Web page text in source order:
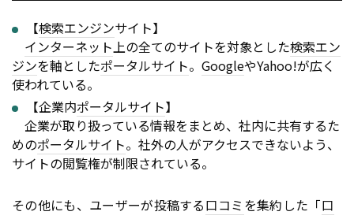
【検索エンジンサイト】
インターネット 上の全てのサイトを対象とした検索エン
ジンを軸としたポータルサイト。 GoogleやYahoo!が広く
使われている。
【企業内ポータルサイト】
企業が取り扱っている情報をまとめ、社内に共有するた
めのポータルサイト。社外の人がアクセスできないよう、
サイトの閲覧権が制限されている。
その他にも、ユーザーが投稿する口コミ を集約した「口